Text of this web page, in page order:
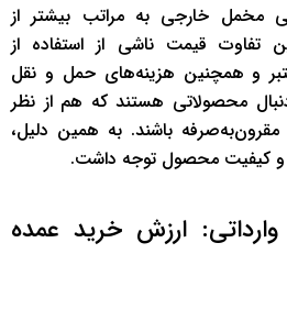
مخمل خارجی به مراتب بیشتر از
تفاوت قیمت ناشی از استفاده از
و همچنین هزینه‌های حمل و نقل
محصولاتی هستند که هم از نظر
باشند. به همین دلیل،
و کیفیت محصول توجه داشت.
ارزش خرید عمده